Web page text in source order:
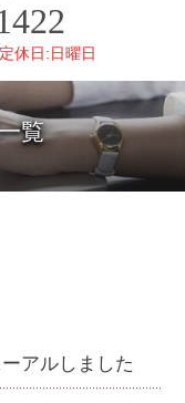
休日:日曜日
覧
アルしました